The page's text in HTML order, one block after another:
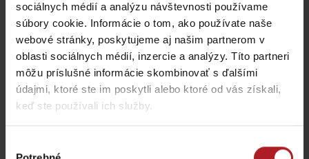
sociálnych médií a analýzu návštevnosti používame
súbory cookie. Informácie o tom, ako používate naše
webové stránky, poskytujeme aj našim partnerom v
oblasti sociálnych médií, inzercie a analýzy. Títo partneri
môžu príslušné informácie skombinovať s ďalšími
údajmi, ktoré ste im poskytli alebo ktoré od vás získali,
keď ste používali ich služby.
Reštaurácia Rooza
Liptovská Teplá
Koliba Bešeňovka
Liptovský Michal